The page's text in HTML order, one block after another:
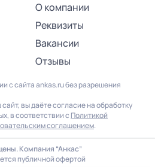
О компании
Реквизиты
Вакансии
Отзывы
с сайта ankas.ru без разрешения
вы даёте согласие на обработку
в соответствии с Политикой
соглашением.
Компания “Анкас”
публичной офертой